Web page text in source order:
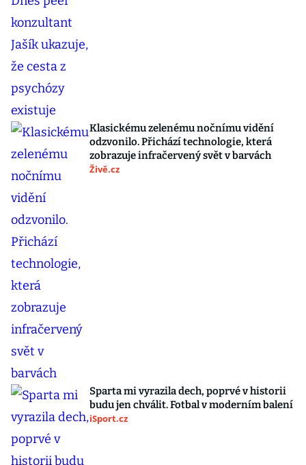
Klasickému zelenému nočnímu vidění
odzvonilo. Přichází technologie, která
zobrazuje infračervený svět v barvách
Živě.cz
Sparta mi vyrazila dech, poprvé v historii
budu jen chválit. Fotbal v moderním balení
iSport.cz